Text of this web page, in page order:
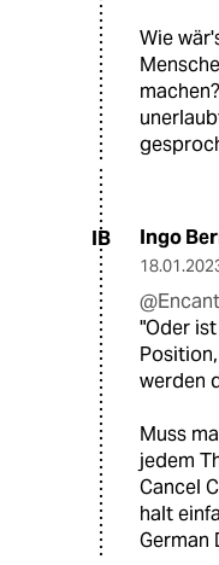
Wie
IB Ingo
"Oder
werden
Muss
jedem
Cancel
halt
German